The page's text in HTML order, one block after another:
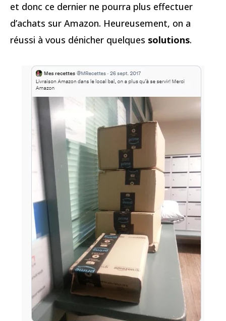
et donc ce dernier ne pourra plus effectuer
d’achats sur Amazon. Heureusement, on a
réussi à vous dénicher quelques solutions.